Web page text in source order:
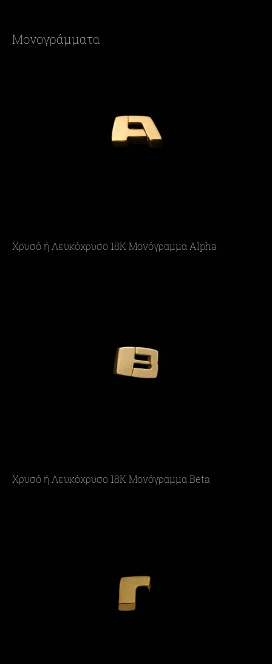
Μονογράμματα
Χρυσό ή Λευκόχρυσο 18Κ Μονόγραμμα Alpha
Χρυσό ή Λευκόχρυσο 18Κ Μονόγραμμα Beta